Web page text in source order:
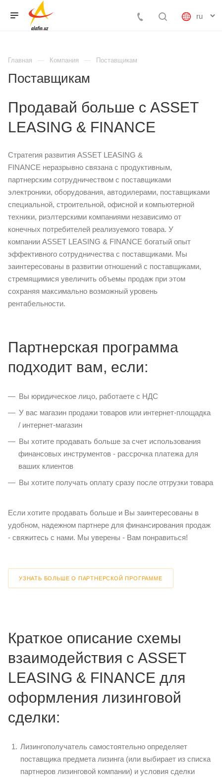
Главная Компания Поставщикам
Поставщикам
Продавай больше с ASSET
LEASING & FINANCE
Стратегия развития ASSET LEASING &
FINANCE неразрывно связана с продуктивным,
партнерским сотрудничеством с поставщиками
электроники, оборудования, автодилерами, поставщиками
специальной, строительной, офисной и компьютерной
техники, риэлтерскими компаниями независимо от
конечных потребителей реализуемого товара. У
компании ASSET LEASING & FINANCE богатый опыт
эффективного сотрудничества с поставщиками. Мы
заинтересованы в развитии отношений с поставщиками,
стремящимися увеличить объемы продаж при этом
сохраняя максимально возможный уровень
рентабельности.
Партнерская программа
подходит вам, если:
Вы юридическое лицо, работаете с НДС
У вас магазин продажи товаров или интернет-площадка
/ интернет-магазин
Вы хотите продавать больше за счет использования
финансовых инструментов - рассрочка платежа для
ваших клиентов
Вы хотите получать оплату сразу после отгрузки товара
Если хотите продавать больше и Вы заинтересованы в
удобном, надежном партнере для финансирования продаж
- свяжитесь с нами. Мы уверены - Вам понравиться!
УЗНАТЬ БОЛЬШЕ О ПАРТНЕРСКОЙ ПРОГРАММЕ
Краткое описание схемы
взаимодействия с ASSET
LEASING & FINANCE для
оформления лизинговой
сделки:
Лизингополучатель самостоятельно определяет
поставщика предмета лизинга (или выбирает из списка
партнеров лизинговой компании) и условия сделки